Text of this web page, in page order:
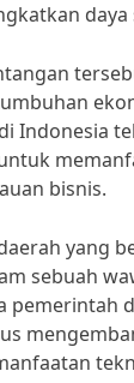
daya
Indonesia
bisnis.
yang
sebuah
pemerintah